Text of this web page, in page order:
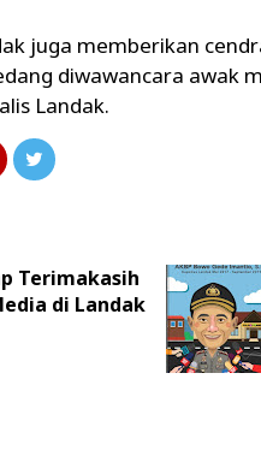
juga memberikan
diwawancara awak
Landak.
Terimakasih
di Landak